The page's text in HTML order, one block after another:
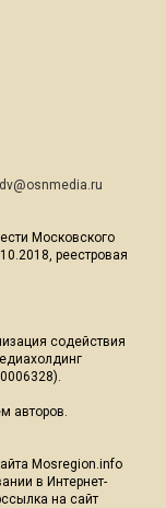
Московского
реестровая
содействия
авторов.
Mosregion.info
в Интернет-
на сайт